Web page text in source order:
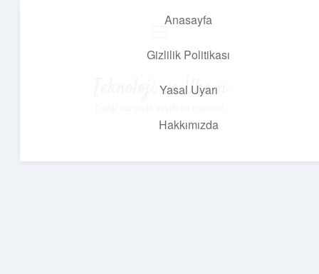
Anasayfa
Gizlilik Politikası
Yasal Uyarı
Hakkımızda
Teknoloji ve İlham